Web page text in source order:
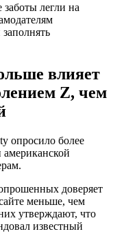
легли на
влияет
Z, чем
опросило более
американской
доверяет
меньше, чем
утверждают, что
известный